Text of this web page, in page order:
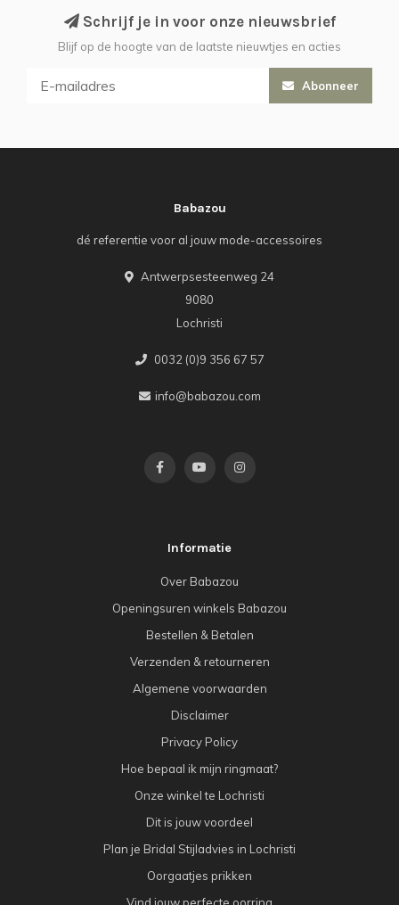
Schrijf je in voor onze nieuwsbrief
Blijf op de hoogte van de laatste nieuwtjes en acties
Abonneer
Babazou
dé referentie voor al jouw mode-accessoires
Antwerpsesteenweg 24
9080
Lochristi
0032 (0)9 356 67 57
info@babazou.com
Informatie
Over Babazou
Openingsuren winkels Babazou
Bestellen & Betalen
Verzenden & retourneren
Algemene voorwaarden
Disclaimer
Privacy Policy
Hoe bepaal ik mijn ringmaat?
Onze winkel te Lochristi
Dit is jouw voordeel
Plan je Bridal Stijladvies in Lochristi
Oorgaatjes prikken